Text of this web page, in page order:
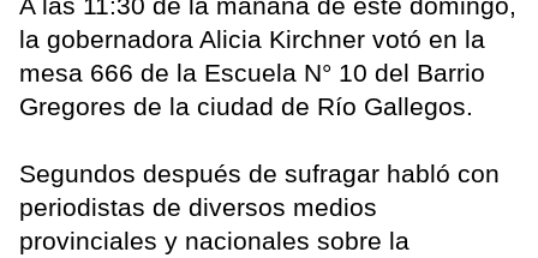
la gobernadora Alicia Kirchner votó en la
mesa 666 de la Escuela N° 10 del Barrio
Gregores de la ciudad de Río Gallegos.
Segundos después de sufragar habló con
periodistas de diversos medios
provinciales y nacionales sobre la